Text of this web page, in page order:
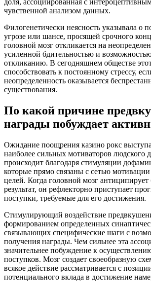
доля, ассоциированная с
чувственной анализом данных.
Филогенетически неясность указывала о
угрозе или шансе, просящей срочного
головной мозг откликается на
усиленной бдительностью и
откликанию. В сегодняшнем обществе
способствовать к постоянному стрессу,
неопределенность оказывается
существования.
По какой причине
награды побуждает
Ожидание поощрения казино рокс
наиболее сильных мотиваторов людского
происходит благодаря стимуляции
которые прямо связаны с сетью
целей. Когда головной мозг
результат, он рефлекторно приступает
поступки, требуемые для его достижения.
Стимулирующий воздействие
формированием определенных
связывающих специфические шаги с
получения награды. Чем сильнее эта
значительнее побуждение к
поступков. Мозг создает своеобразную
всякое действие рассматривается с
потенциального вклада в достижение